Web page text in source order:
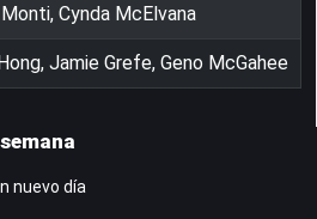
Cynda McElvana
Jamie Grefe, Geno McGahee
nuevo día